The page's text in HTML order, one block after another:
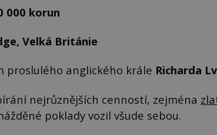
000 korun
Velká Británie
proslulého anglického krále Richarda
nejrůznějších cenností, zejména
poklady vozil všude sebou.